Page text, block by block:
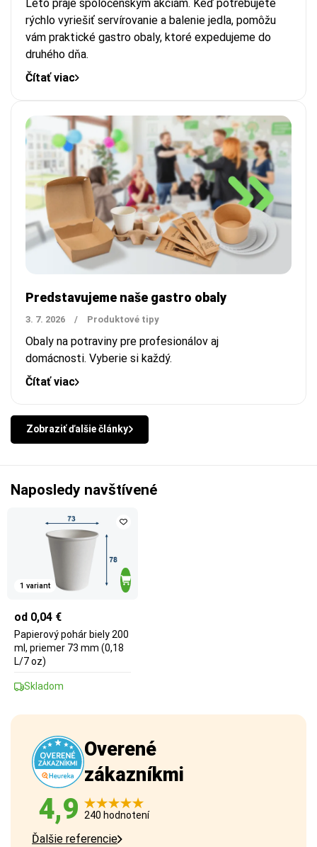
Leto praje spoločenským akciám. Keď potrebujete
rýchlo vyriešiť servírovanie a balenie jedla, pomôžu
vám praktické gastro obaly, ktoré expedujeme do
druhého dňa.
Čítať viac
Predstavujeme naše gastro obaly
3. 7. 2026 / Produktové tipy
Obaly na potraviny pre profesionálov aj
domácnosti. Vyberie si každý.
Čítať viac
Zobraziť ďalšie články
Naposledy navštívené
1 variant
od 0,04 €
Papierový pohár biely 200
ml, priemer 73 mm (0,18
L/7 oz)
Skladom
Overené
zákazníkmi
4,9 240 hodnotení
Ďalšie referencie